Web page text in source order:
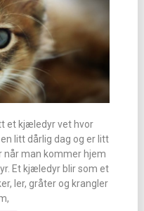
et kjæledyr vet hvor
litt dårlig dag og er litt
når man kommer hjem
Et kjæledyr blir som et
ler, gråter og krangler